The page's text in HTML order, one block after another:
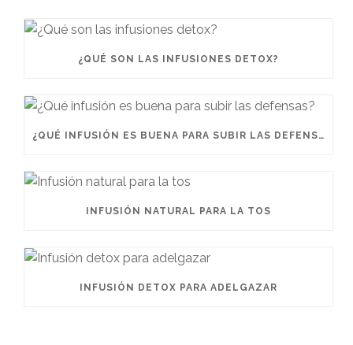
¿QUÉ SON LAS INFUSIONES DETOX?
¿QUÉ INFUSIÓN ES BUENA PARA SUBIR LAS DEFENSAS?
INFUSIÓN NATURAL PARA LA TOS
INFUSIÓN DETOX PARA ADELGAZAR